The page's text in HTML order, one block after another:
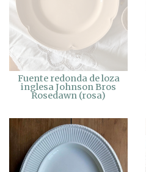
Fuente redonda de loza
inglesa Johnson Bros
Rosedawn (rosa)